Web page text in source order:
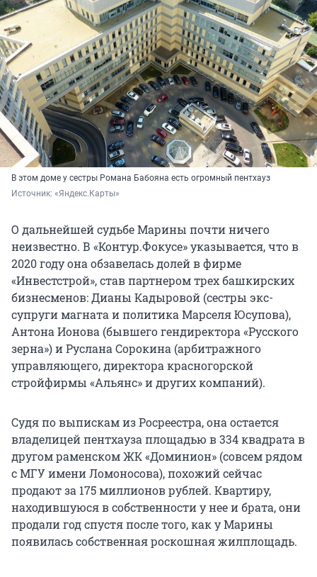
В этом доме у сестры Романа Бабояна есть огромный пентхауз
Источник: «Яндекс.Карты»
О дальнейшей судьбе Марины почти ничего
неизвестно. В «Контур.Фокусе» указывается, что в
2020 году она обзавелась долей в фирме
«Инвестстрой», став партнером трех башкирских
бизнесменов: Дианы Кадыровой (сестры экс-
супруги магната и политика Марселя Юсупова),
Антона Ионова (бывшего гендиректора «Русского
зерна») и Руслана Сорокина (арбитражного
управляющего, директора красногорской
стройфирмы «Альянс» и других компаний).
Судя по выпискам из Росреестра, она остается
владелицей пентхауза площадью в 334 квадрата в
другом раменском ЖК «Доминион» (совсем рядом
с МГУ имени Ломоносова), похожий сейчас
продают за 175 миллионов рублей. Квартиру,
находившуюся в собственности у нее и брата, они
продали год спустя после того, как у Марины
появилась собственная роскошная жилплощадь.